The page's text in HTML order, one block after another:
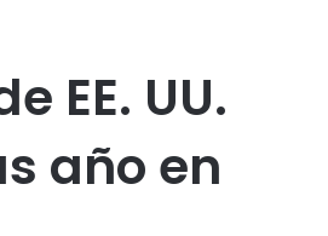
EE. UU.
año en